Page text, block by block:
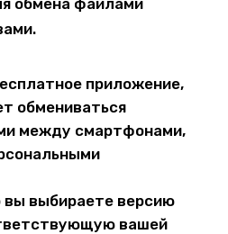
приложение,
обмениваться
между смартфонами,
вы выбираете версию
вашей